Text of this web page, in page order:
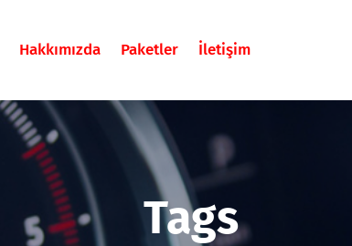
Hakkımızda Paketler İletişim
Tags